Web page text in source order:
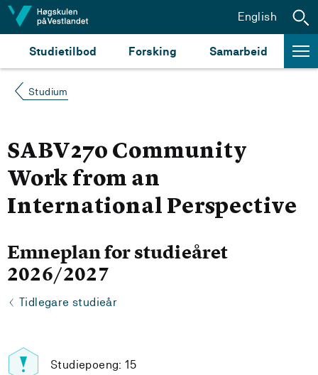
Hopp til innhald
Studietilbod Forsking Samarbeid
English
Studium
SABV270 Community
Work from an
International Perspective
Emneplan for studieåret
2026/2027
Tidlegare studieår
Studiepoeng: 15